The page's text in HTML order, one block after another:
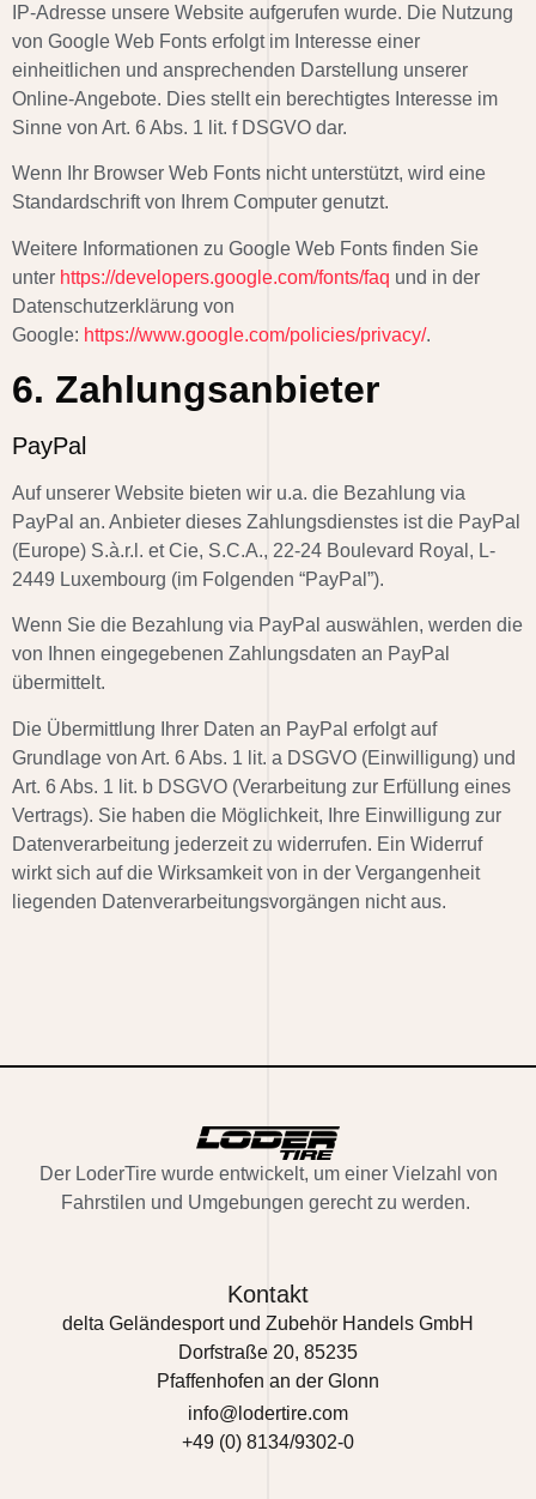
IP-Adresse unsere Website aufgerufen wurde. Die Nutzung
von Google Web Fonts erfolgt im Interesse einer
einheitlichen und ansprechenden Darstellung unserer
Online-Angebote. Dies stellt ein berechtigtes Interesse im
Sinne von Art. 6 Abs. 1 lit. f DSGVO dar.
Wenn Ihr Browser Web Fonts nicht unterstützt, wird eine
Standardschrift von Ihrem Computer genutzt.
Weitere Informationen zu Google Web Fonts finden Sie
unter https://developers.google.com/fonts/faq und in der
Datenschutzerklärung von
Google: https://www.google.com/policies/privacy/.
6. Zahlungsanbieter
PayPal
Auf unserer Website bieten wir u.a. die Bezahlung via
PayPal an. Anbieter dieses Zahlungsdienstes ist die PayPal
(Europe) S.à.r.l. et Cie, S.C.A., 22-24 Boulevard Royal, L-
2449 Luxembourg (im Folgenden “PayPal”).
Wenn Sie die Bezahlung via PayPal auswählen, werden die
von Ihnen eingegebenen Zahlungsdaten an PayPal
übermittelt.
Die Übermittlung Ihrer Daten an PayPal erfolgt auf
Grundlage von Art. 6 Abs. 1 lit. a DSGVO (Einwilligung) und
Art. 6 Abs. 1 lit. b DSGVO (Verarbeitung zur Erfüllung eines
Vertrags). Sie haben die Möglichkeit, Ihre Einwilligung zur
Datenverarbeitung jederzeit zu widerrufen. Ein Widerruf
wirkt sich auf die Wirksamkeit von in der Vergangenheit
liegenden Datenverarbeitungsvorgängen nicht aus.
Der LoderTirewurde entwickelt, um einer Vielzahl von
Fahrstilen und Umgebungen gerecht zu werden.
Kontakt
delta Geländesport und Zubehör Handels GmbH
Dorfstraße 20, 85235
Pfaffenhofen an der Glonn
info@lodertire.com
+49 (0) 8134/9302-0